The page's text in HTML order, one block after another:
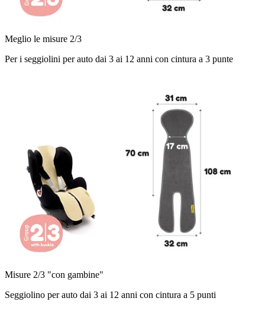
Meglio le misure 2/3
Per i seggiolini per auto dai 3 ai 12 anni con cintura a 3 punte
Misure 2/3 "con gambine"
Seggiolino per auto dai 3 ai 12 anni con cintura a 5 punti